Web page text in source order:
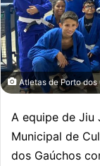
Atletas de Porto dos
A equipe de Jiu
Municipal de
dos Gaúchos